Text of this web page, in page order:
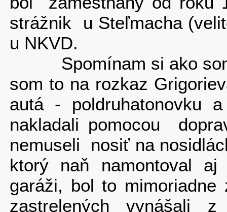
strážnik u Steľmacha
u NKVD.
Spomínam si ako som
som to na rozkaz
autá - poldruhatonovku
nakladali pomocou
nemuseli nosiť na
ktorý naň namontoval
garáži, bol to mimoriadne
zastrelených vynášali